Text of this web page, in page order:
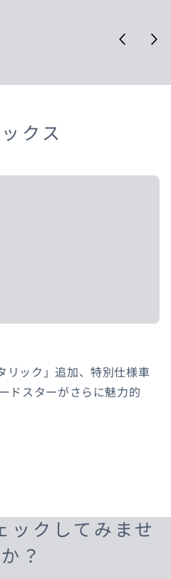
クス
リック」追加、特別仕様車
ドスターがさらに魅力的
ックしてみませ
？